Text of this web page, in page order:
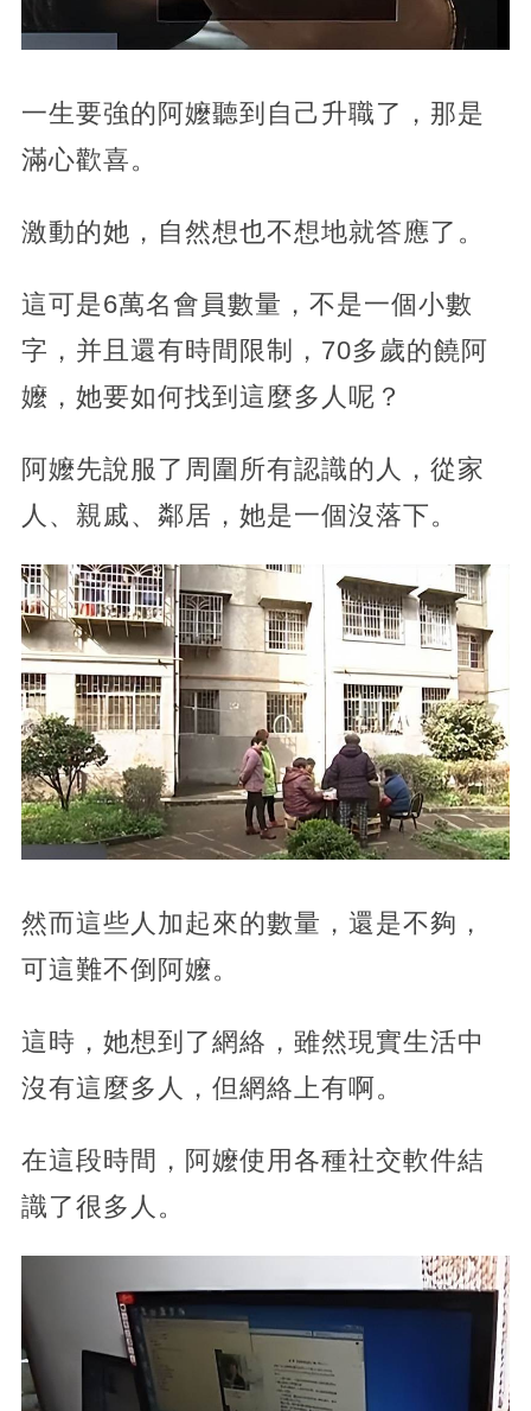
一生要強的阿嬤聽到自己升職了，那是
滿心歡喜。
激動的她，自然想也不想地就答應了。
這可是6萬名會員數量，不是一個小數
字，并且還有時間限制，70多歲的饒阿
嬤，她要如何找到這麼多人呢？
阿嬤先說服了周圍所有認識的人，從家
人、親戚、鄰居，她是一個沒落下。
然而這些人加起來的數量，還是不夠，
可這難不倒阿嬤。
這時，她想到了網絡，雖然現實生活中
沒有這麼多人，但網絡上有啊。
在這段時間，阿嬤使用各種社交軟件結
識了很多人。